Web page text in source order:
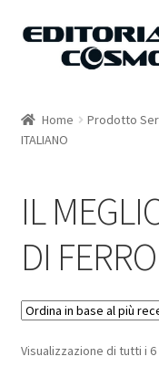
Vai
Vai
Catalogo
Home Prodotto
ITALIANO
IL
DI
Visualizzazione di tutti i